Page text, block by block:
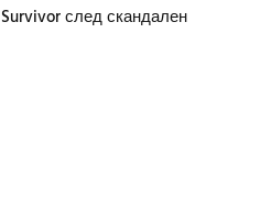
след скандален